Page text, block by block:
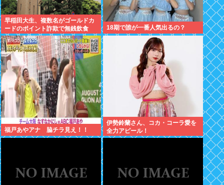
早稲田大生、複数名がゴールドカ
ードのポイント詐欺で無銭飲食
18期で誰が一番人気出るの？
福戸あやアナ 脇チラ見え！！
伊勢鈴蘭さん、コカ・コーラ愛を
全力アピール！